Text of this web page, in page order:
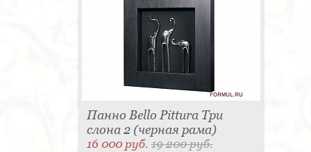
Панно Bello Pittura Три
слона 2 (черная рама)
16 000 руб.19 200 руб.